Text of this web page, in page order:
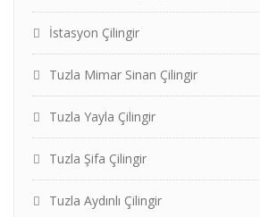
İstasyon Çilingir
Tuzla Mimar Sinan Çilingir
Tuzla Yayla Çilingir
Tuzla Şifa Çilingir
Tuzla Aydınlı Çilingir